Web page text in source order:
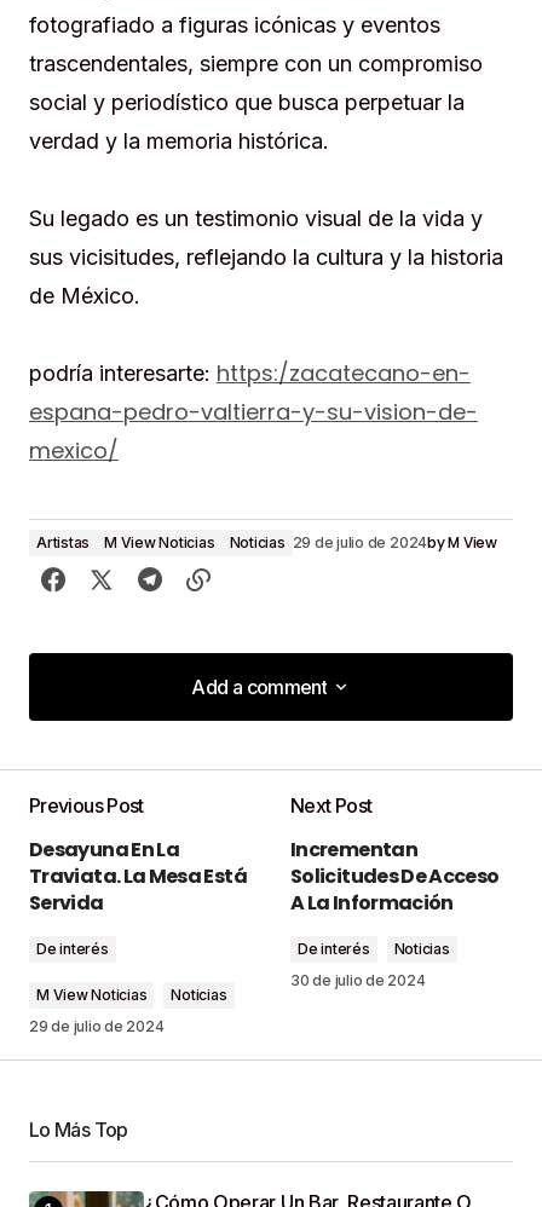
fotografiado a figuras icónicas y eventos
trascendentales, siempre con un compromiso
social y periodístico que busca perpetuar la
verdad y la memoria histórica.
Su legado es un testimonio visual de la vida y
sus vicisitudes, reflejando la cultura y la historia
de México.
podría interesarte: https:/zacatecano-en-
espana-pedro-valtierra-y-su-vision-de-
mexico/
Artistas M View Noticias Noticias 29 de julio de 2024byM View
Add a comment
Add a comment
publicada. Los campos obligatorios están
marcados con*
Comment
Your E-Mail
Previous Post
Desayuna En La
Traviata. La Mesa Está
Servida
De interés
M View Noticias
Noticias
29 de julio de 2024
Next Post
Incrementan
Solicitudes De Acceso
A La Información
De interés
Noticias
30 de julio de 2024
Lo Más Top
¿Cómo Operar Un Bar, Restaurante O